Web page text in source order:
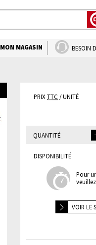
MON MAGASIN BESOIN
PRIXTTC / UNITÉ
QUANTITÉ
DISPONIBILITÉ
Pour
VOIR LE